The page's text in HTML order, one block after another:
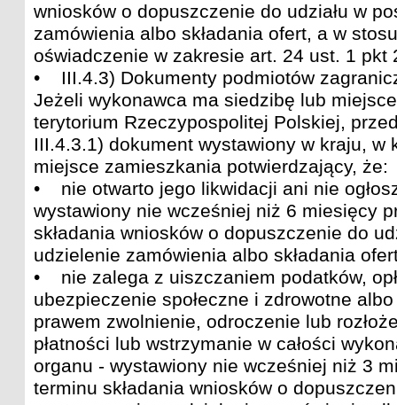
wniosków o dopuszczenie do udziału w
zamówienia albo składania ofert, a w
oświadczenie w zakresie art. 24 ust. 1 pkt
• III.4.3) Dokumenty podmiotów
Jeżeli wykonawca ma siedzibę lub
terytorium Rzeczypospolitej Polskiej,
III.4.3.1) dokument wystawiony w kraju, w
miejsce zamieszkania potwierdzający, że:
• nie otwarto jego likwidacji ani nie
wystawiony nie wcześniej niż 6 miesięcy
składania wniosków o dopuszczenie do
udzielenie zamówienia albo składania
• nie zalega z uiszczaniem podatków,
ubezpieczenie społeczne i zdrowotne
prawem zwolnienie, odroczenie lub
płatności lub wstrzymanie w całości
organu - wystawiony nie wcześniej niż 3
terminu składania wniosków o